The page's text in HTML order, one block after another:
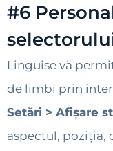
#6
Linguise vă
de limbi prin
Setări > Afișare
aspectul, poziția,